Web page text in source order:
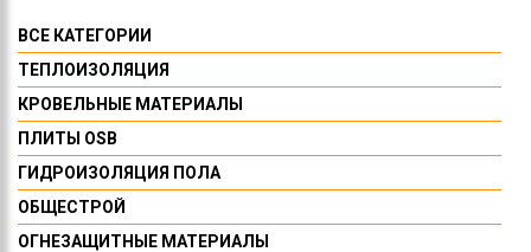
ВСЕ КАТЕГОРИИ
ТЕПЛОИЗОЛЯЦИЯ
КРОВЕЛЬНЫЕ МАТЕРИАЛЫ
ПЛИТЫ OSB
ГИДРОИЗОЛЯЦИЯ ПОЛА
ОБЩЕСТРОЙ
ОГНЕЗАЩИТНЫЕ МАТЕРИАЛЫ